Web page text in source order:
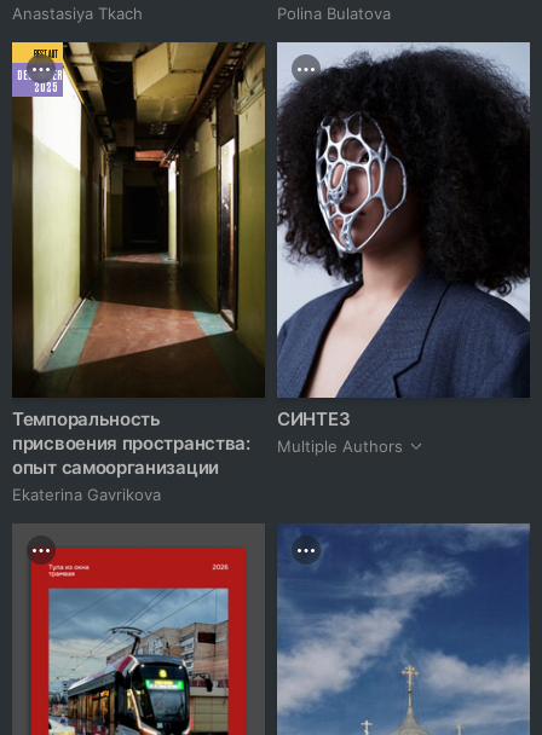
Anastasiya Tkach Polina Bulatova
BEST ART
DECEMBER
2025
Темпоральность
присвоения пространства:
опыт самоорганизации
Ekaterina Gavrikova
СИНТЕЗ
Multiple Authors